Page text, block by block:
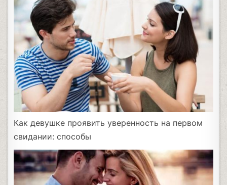
Как девушке проявить уверенность на первом
свидании: способы